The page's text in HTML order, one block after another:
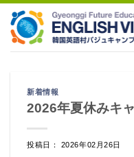
content
新着情報
2026年夏休みキ
投稿日： 2026年02月26日